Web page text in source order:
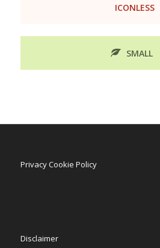
ICONLESS
SMALL
Privacy Cookie Policy
Disclaimer